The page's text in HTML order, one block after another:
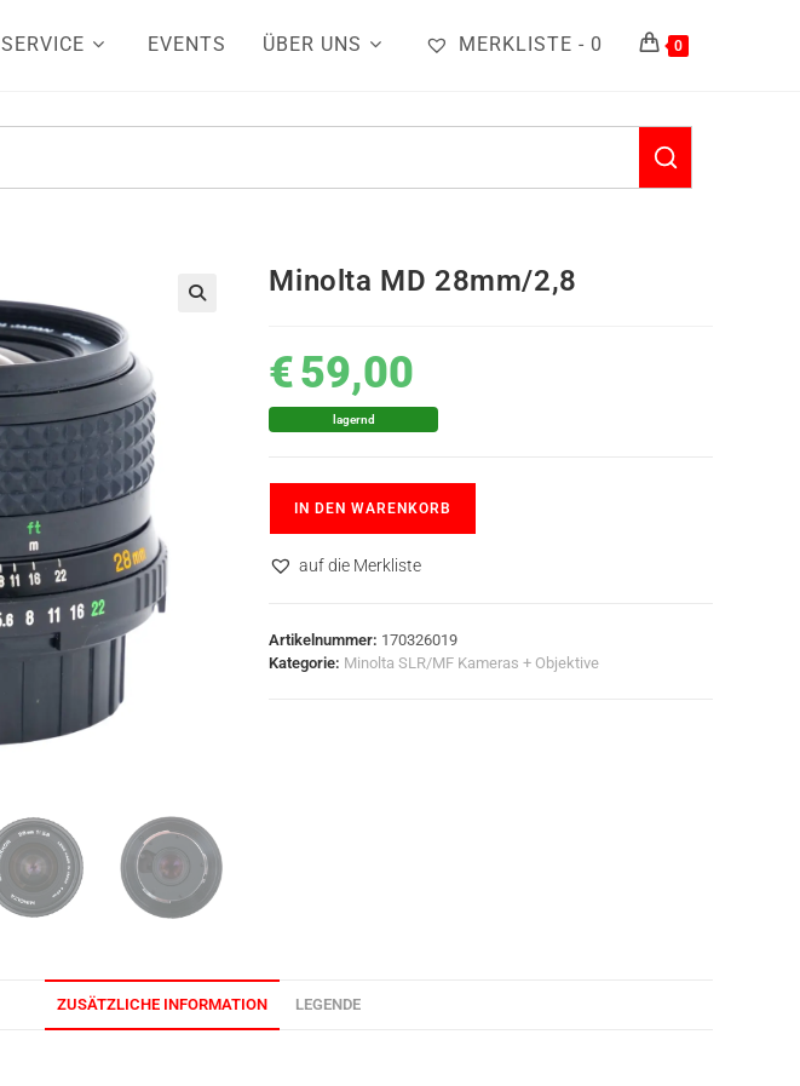
SERVICE EVENTS ÜBER UNS MERKLISTE - 0 0
Minolta MD 28mm/2,8
€59,00
lagernd
IN DEN WARENKORB
auf die Merkliste
Artikelnummer: 170326019
Kategorie: Minolta SLR/MF Kameras + Objektive
ZUSÄTZLICHE INFORMATION LEGENDE